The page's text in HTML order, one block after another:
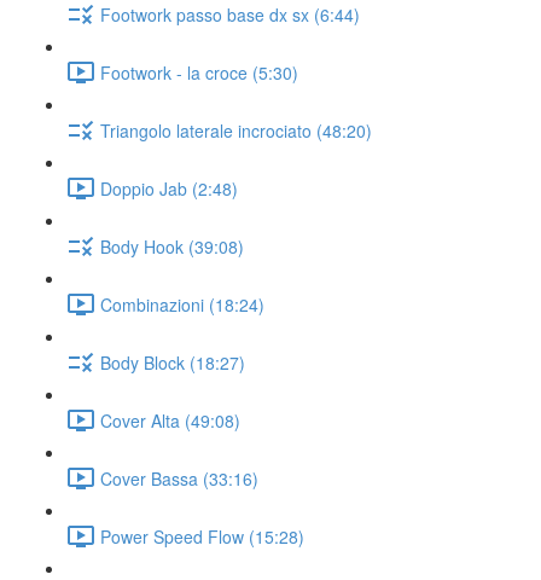
Footwork passo base dx sx (6:44)
Footwork - la croce (5:30)
Triangolo laterale incrociato (48:20)
Doppio Jab (2:48)
Body Hook (39:08)
Combinazioni (18:24)
Body Block (18:27)
Cover Alta (49:08)
Cover Bassa (33:16)
Power Speed Flow (15:28)